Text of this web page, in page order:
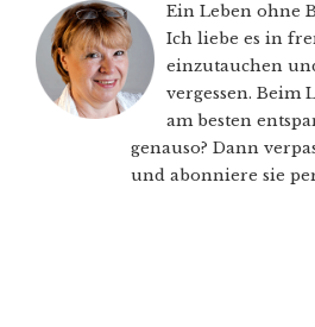
Ein Leben ohne
Ich liebe es in
einzutauchen
vergessen. Beim
am besten
genauso? Dann
und abonniere sie